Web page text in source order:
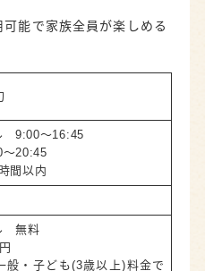
能で家族全員が楽しめる
9:00～16:45
20:45
間以内
無料
般・子ども(3歳以上)料金で